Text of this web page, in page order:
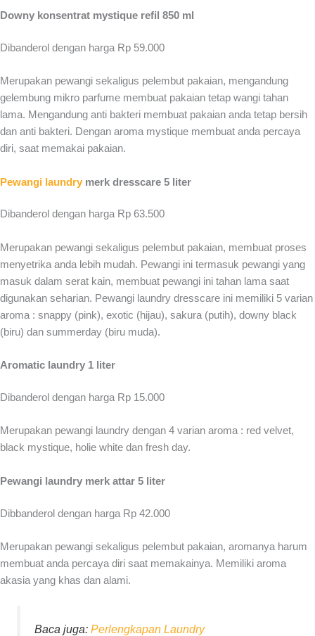
Downy konsentrat mystique refil 850 ml
Dibanderol dengan harga Rp 59.000
Merupakan pewangi sekaligus pelembut pakaian, mengandung
gelembung mikro parfume membuat pakaian tetap wangi tahan
lama. Mengandung anti bakteri membuat pakaian anda tetap bersih
dan anti bakteri. Dengan aroma mystique membuat anda percaya
diri, saat memakai pakaian.
Pewangi laundry merk dresscare 5 liter
Dibanderol dengan harga Rp 63.500
Merupakan pewangi sekaligus pelembut pakaian, membuat proses
menyetrika anda lebih mudah. Pewangi ini termasuk pewangi yang
masuk dalam serat kain, membuat pewangi ini tahan lama saat
digunakan seharian. Pewangi laundry dresscare ini memiliki 5 varian
aroma : snappy (pink), exotic (hijau), sakura (putih), downy black
(biru) dan summerday (biru muda).
Aromatic laundry 1 liter
Dibanderol dengan harga Rp 15.000
Merupakan pewangi laundry dengan 4 varian aroma : red velvet,
black mystique, holie white dan fresh day.
Pewangi laundry merk attar 5 liter
Dibbanderol dengan harga Rp 42.000
Merupakan pewangi sekaligus pelembut pakaian, aromanya harum
membuat anda percaya diri saat memakainya. Memiliki aroma
akasia yang khas dan alami.
Baca juga:Perlengkapan Laundry